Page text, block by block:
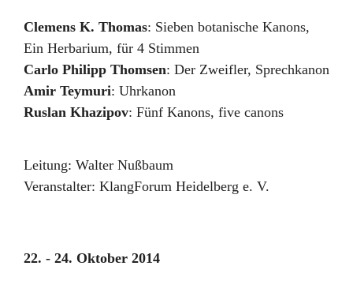
Clemens K. Thomas: Sieben botanische Kanons,
Ein Herbarium, für 4 Stimmen
Carlo Philipp Thomsen: Der Zweifler, Sprechkanon
Amir Teymuri: Uhrkanon
Ruslan Khazipov: Fünf Kanons, five canons
Leitung: Walter Nußbaum
Veranstalter: KlangForum Heidelberg e. V.
22. - 24. Oktober 2014